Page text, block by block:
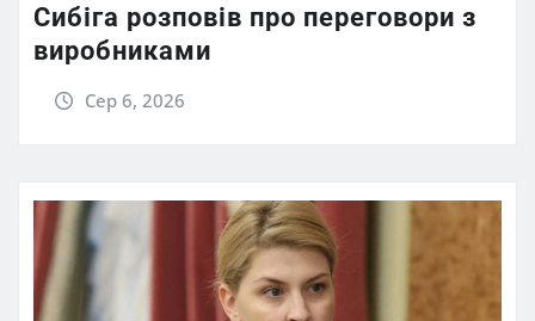
Сибіга розповів про переговори з
виробниками
Сер 6, 2026